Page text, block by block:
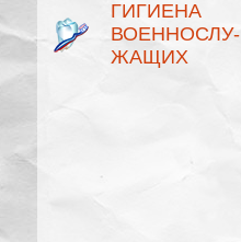
ГИГИЕНА
ВОЕННОСЛУ­
ЖАЩИХ